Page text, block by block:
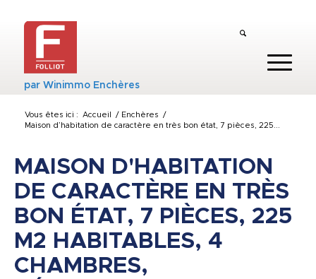
parWinimmo Enchères
Vous êtes ici : Accueil / Enchères
/
Maison d’habitation de caractère en très bon état, 7 pièces, 225...
MAISON D'HABITATION
DE CARACTÈRE EN TRÈS
BON ÉTAT, 7 PIÈCES, 225
M2 HABITABLES, 4
CHAMBRES,